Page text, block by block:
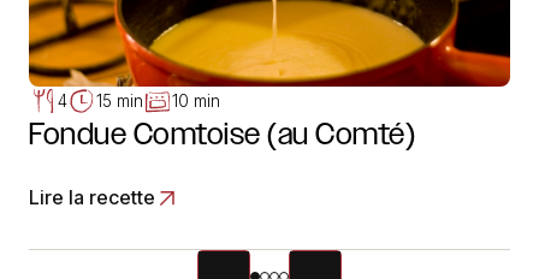
4 15 min 10 min
Fondue Comtoise (au Comté)
Lire la recette